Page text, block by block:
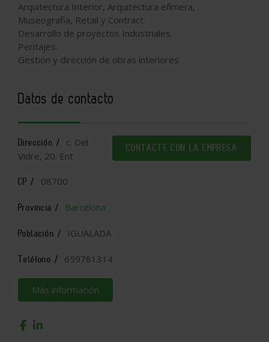
Arquitectura Interior, Arquitectura efímera,
Museografia, Retail y Contract.
Desarrollo de proyectos Industriales.
Peritajes.
Gestión y dirección de obras interiores
Datos de contacto
CONTACTE CON LA EMPRESA
Dirección /
c. Del
Vidre, 20. Ent
CP / 08700
Provincia / Barcelona
Población / IGUALADA
Teléfono / 659781314
Más información